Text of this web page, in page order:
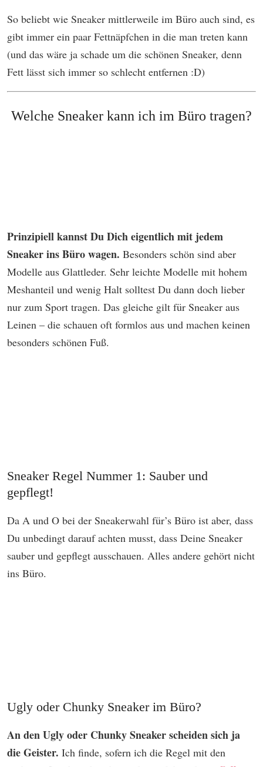
So beliebt wie Sneaker mittlerweile im Büro auch sind, es
gibt immer ein paar Fettnäpfchen in die man treten kann
(und das wäre ja schade um die schönen Sneaker, denn
Fett lässt sich immer so schlecht entfernen :D)
Welche Sneaker kann ich im Büro tragen?
Prinzipiell kannst Du Dich eigentlich mit jedem
Sneaker ins Büro wagen. Besonders schön sind aber
Modelle aus Glattleder. Sehr leichte Modelle mit hohem
Meshanteil und wenig Halt solltest Du dann doch lieber
nur zum Sport tragen. Das gleiche gilt für Sneaker aus
Leinen – die schauen oft formlos aus und machen keinen
besonders schönen Fuß.
Sneaker Regel Nummer 1: Sauber und
gepflegt!
Da A und O bei der Sneakerwahl für’s Büro ist aber, dass
Du unbedingt darauf achten musst, dass Deine Sneaker
sauber und gepflegt ausschauen. Alles andere gehört nicht
ins Büro.
Ugly oder Chunky Sneaker im Büro?
An den Ugly oder Chunky Sneaker scheiden sich ja
die Geister. Ich finde, sofern ich die Regel mit den